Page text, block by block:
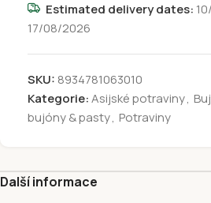
Estimated delivery dates:
17/08/2026
SKU: 8934781063010
Kategorie:Asijské potraviny,
bujóny & pasty, Potraviny
Další informace